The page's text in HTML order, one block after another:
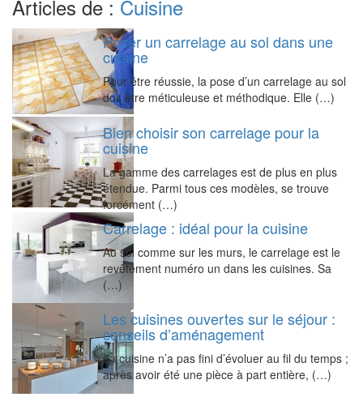
Articles de : Cuisine
Poser un carrelage au sol dans une
cuisine
Pour être réussie, la pose d’un carrelage au sol
doit être méticuleuse et méthodique. Elle (…)
Bien choisir son carrelage pour la
cuisine
La gamme des carrelages est de plus en plus
étendue. Parmi tous ces modèles, se trouve
forcément (…)
Carrelage : idéal pour la cuisine
Au sol comme sur les murs, le carrelage est le
revêtement numéro un dans les cuisines. Sa
(…)
Les cuisines ouvertes sur le séjour :
conseils d’aménagement
La cuisine n’a pas fini d’évoluer au fil du temps ;
après avoir été une pièce à part entière, (…)